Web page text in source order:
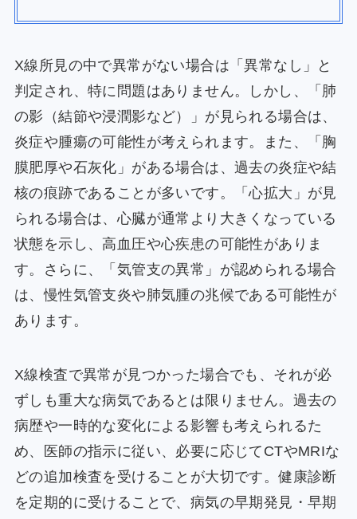
X線所見の中で異常がない場合は「異常なし」と
判定され、特に問題はありません。しかし、「肺
の影（結節や浸潤影など）」が見られる場合は、
炎症や腫瘍の可能性が考えられます。また、「胸
膜肥厚や石灰化」がある場合は、過去の炎症や結
核の痕跡であることが多いです。「心拡大」が見
られる場合は、心臓が通常より大きくなっている
状態を示し、高血圧や心疾患の可能性がありま
す。さらに、「気管支の異常」が認められる場合
は、慢性気管支炎や肺気腫の兆候である可能性が
あります。
X線検査で異常が見つかった場合でも、それが必
ずしも重大な病気であるとは限りません。過去の
病歴や一時的な変化による影響も考えられるた
め、医師の指示に従い、必要に応じてCTやMRIな
どの追加検査を受けることが大切です。健康診断
を定期的に受けることで、病気の早期発見・早期